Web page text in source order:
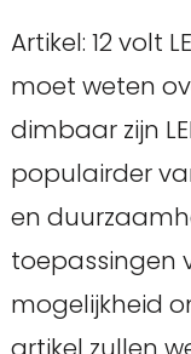
Artikel: 12 volt
moet weten
dimbaar zijn
populairder
en
toepassingen
mogelijkheid